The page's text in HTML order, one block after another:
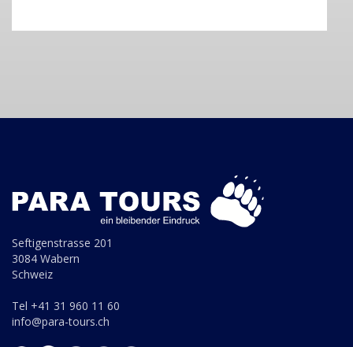
Seftigenstrasse 201
3084 Wabern
Schweiz
Tel +41 31 960 11 60
info@para-tours.ch